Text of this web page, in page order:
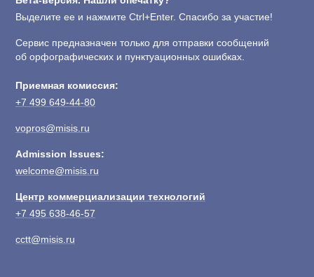
Выделите ее и нажмите Ctrl+Enter. Спасибо за участие!
Сервис предназначен только для отправки сообщений
об орфографических и пунктуационных ошибках.
Приемная комиссия:
+7 499 649-44-80
vopros@misis.ru
Admission Issues:
welcome@misis.ru
Центр коммерциализации технологий
+7 495 638-46-57
cctt@misis.ru